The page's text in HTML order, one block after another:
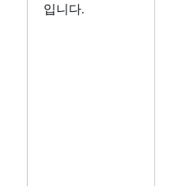
입니다.